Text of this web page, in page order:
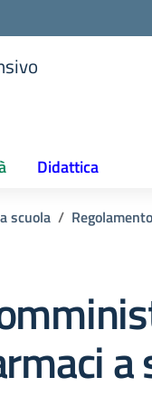
Didattica
scuola Regolamento
a